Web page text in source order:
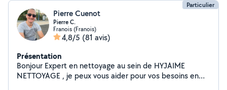
Particulier
Pierre Cuenot
Pierre C.
Franois (Franois)
4,8/5 (81 avis)
Présentation
Bonjour Expert en nettoyage au sein de HYJAIME
NETTOYAGE , je peux vous aider pour vos besoins en